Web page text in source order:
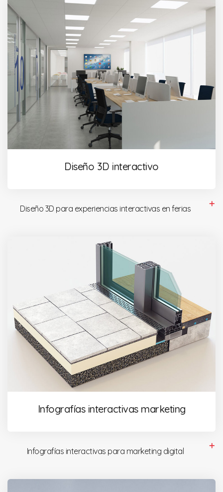
Diseño 3D interactivo
Diseño 3D para experiencias interactivas en ferias
Infografías interactivas marketing
Infografías interactivas para marketing digital